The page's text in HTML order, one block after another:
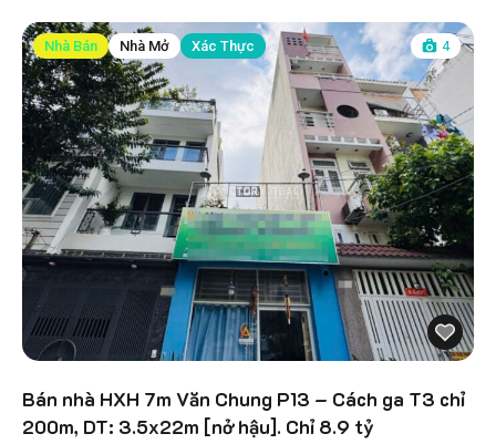
Nhà Bán Nhà Mở Xác Thực 4
Bán nhà HXH 7m Văn Chung P13 – Cách ga T3 chỉ
200m, DT: 3.5x22m [nở hậu]. Chỉ 8.9 tỷ